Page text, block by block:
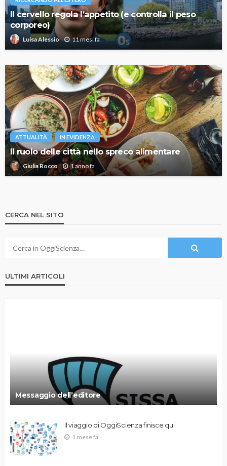
Il cervello regola l’appetito (e controlla il peso
corporeo)
Luisa Alessio 11 mesi fa
ATTUALITÀ IN EVIDENZA
Il ruolo delle città nello spreco alimentare
Giulia Rocco 1 anno fa
CERCA NEL SITO
ULTIMI ARTICOLI
Messaggio dell’editore
Il viaggio di OggiScienza finisce qui
1 mese fa